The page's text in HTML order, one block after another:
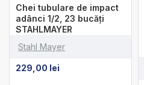
Stahl Mayer
Chei tubulare de impact
adânci 1/2, 23 bucăți
STAHLMAYER
229,00 lei